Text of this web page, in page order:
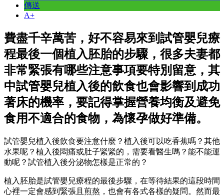
傳送
A+
費盡千辛萬苦，好不容易來到試管嬰兒療
程最後一個植入胚胎的步驟，很多夫妻都
非常緊張有哪些注意事項要特別留意，其
中試管嬰兒植入後的飲食也會影響到成功
著床的機率，要記得掌握營養均衡及避免
食用不適合的食物，為懷孕做好準備。
試管嬰兒植入後飲食要注意什麼？植入後可以吃香蕉嗎？其他
水果呢？植入後悶痛或肚子緊緊的，需要看醫生嗎？能不能運
動呢？試管植入後分泌物怎樣是正常的？
植入胚胎是試管嬰兒療程的最後步驟，在等待結果的這段時間
心裡一定會感到緊張且煎熬，也會有各式各樣的疑問。然而最